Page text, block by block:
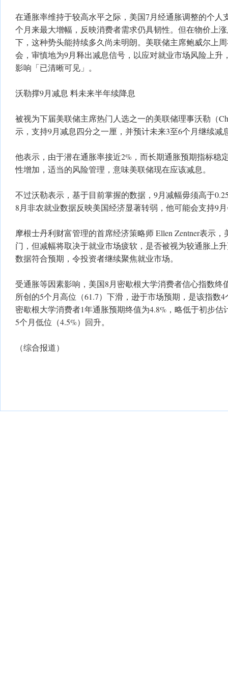
在通胀率维持于较高水平之际，美国7月经通胀调整的个人
个月来最大增幅，反映消费者需求仍具韧性。但在物价上
下，这种势头能持续多久尚未明朗。美联储主席鲍威尔上周
会，审慎地为9月释出减息信号，以应对就业市场风险上升
影响「已清晰可见」。
沃勒撑9月减息 料未来半年续降息
被视为下届美联储主席热门人选之一的美联储理事沃勒（
示，支持9月减息四分之一厘，并预计未来3至6个月继续减
他表示，由于潜在通胀率接近2%，而长期通胀预期指标稳
性增加，适当的风险管理，意味美联储现在应该减息。
不过沃勒表示，基于目前掌握的数据，9月减幅毋须高于
8月非农就业数据反映美国经济显著转弱，他可能会支持9
摩根士丹利财富管理的首席经济策略师 Ellen Zentner表示
门，但减幅将取决于就业市场疲软，是否被视为较通胀上
数据符合预期，令投资者继续聚焦就业市场。
受通胀等因素影响，美国8月密歇根大学消费者信心指数终
所创的5个月高位（61.7）下滑，逊于市场预期，是该指数
密歇根大学消费者1年通胀预期终值为4.8%，略低于初步估
5个月低位（4.5%）回升。
（综合报道）